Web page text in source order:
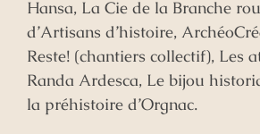
Hansa, La Cie de la Branche
d’Artisans d’histoire,
Reste! (chantiers collectif), Les
Randa Ardesca, Le bijou
la préhistoire d’Orgnac.